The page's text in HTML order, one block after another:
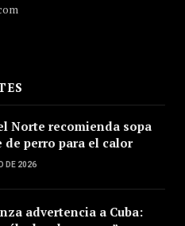
Norte recomienda sopa
de perro para el calor
DE 2026
advertencia a Cuba: